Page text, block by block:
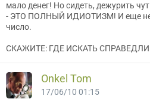
мало денег! Но сидеть, дежурить
- ЭТО ПОЛНЫЙ ИДИОТИЗМ! И еще не
число.
СКАЖИТЕ: ГДЕ ИСКАТЬ
Onkel Tom
17/06/10 01:15